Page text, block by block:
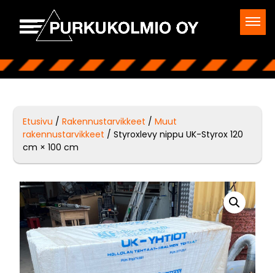
Etusivu /Rakennustarvikkeet /Muut
rakennustarvikkeet / Styroxlevy nippu UK-Styrox 120
cm × 100 cm